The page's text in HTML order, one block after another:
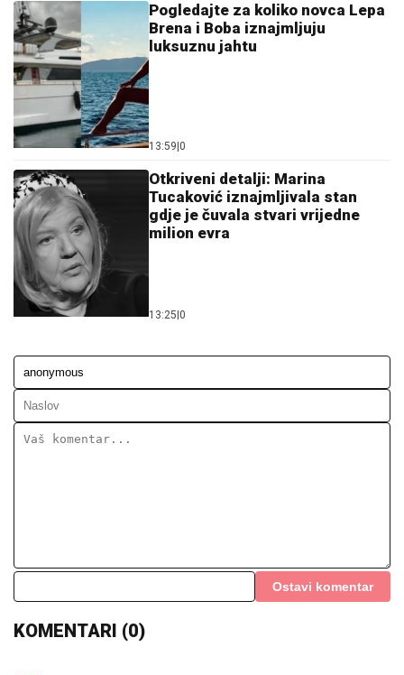
Pogledajte za koliko novca Lepa
Brena i Boba iznajmljuju
luksuznu jahtu
13:59 0
Otkriveni detalji: Marina
Tucaković iznajmljivala stan
gdje je čuvala stvari vrijedne
milion evra
13:25 0
Ostavi komentar
KOMENTARI (0)